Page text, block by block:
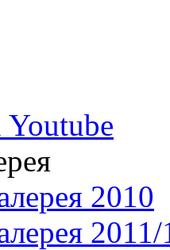
Youtube
2010
2011/